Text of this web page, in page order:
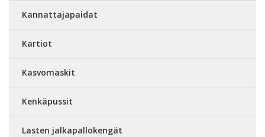
Kannattajapaidat
Kartiot
Kasvomaskit
Kenkäpussit
Lasten jalkapallokengät